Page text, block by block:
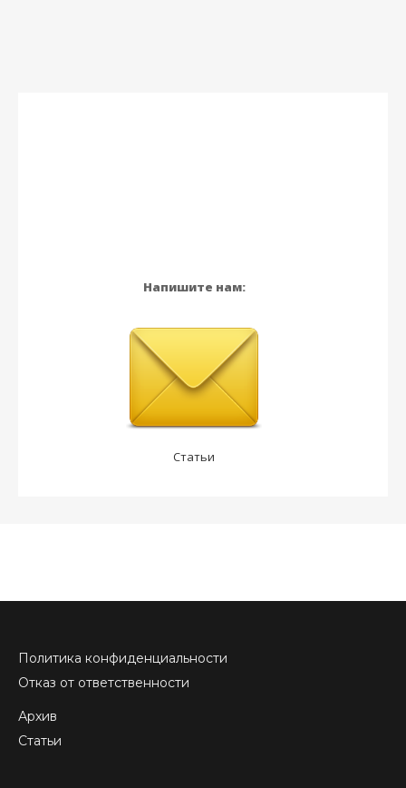
Напишите нам:
Статьи
Политика конфиденциальности
Отказ от ответственности
Архив
Статьи